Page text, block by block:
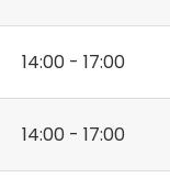
14:00 - 17:00
14:00 - 17:00